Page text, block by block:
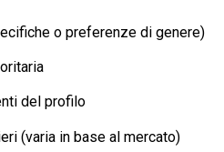
o preferenze di genere)
del profilo
(varia in base al mercato)